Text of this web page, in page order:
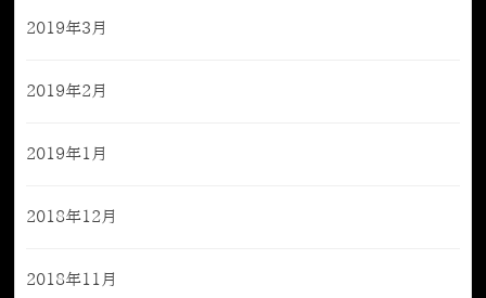
2019年3月
2019年2月
2019年1月
2018年12月
2018年11月